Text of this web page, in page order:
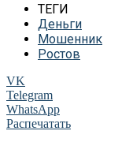
ТЕГИ
Деньги
Мошенник
Ростов
VK
Telegram
WhatsApp
Распечатать